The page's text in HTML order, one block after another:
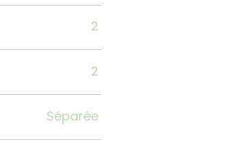
2
2
Séparée